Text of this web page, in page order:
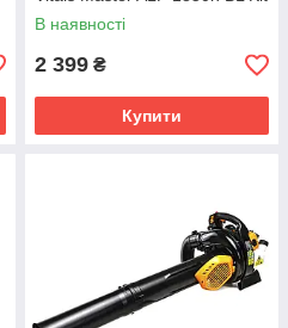
В наявності
2 399 ₴
Купити